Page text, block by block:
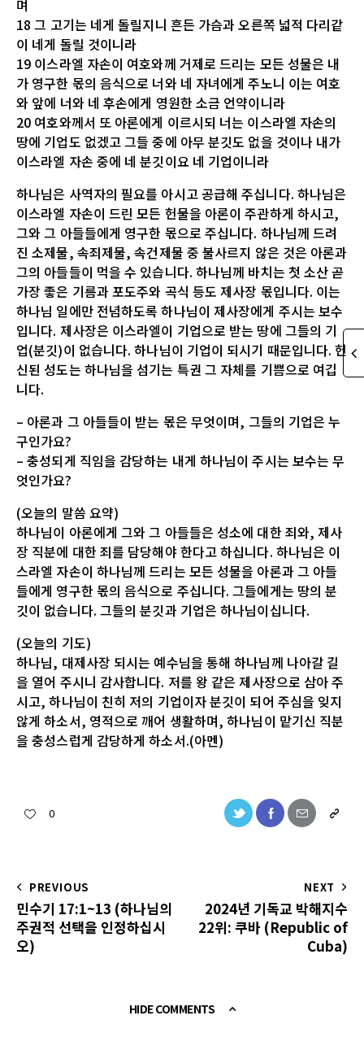
며
18 그 고기는 네게 돌릴지니 흔든 가슴과 오른쪽 넓적 다리같
이 네게 돌릴 것이니라
19 이스라엘 자손이 여호와께 거제로 드리는 모든 성물은 내
가 영구한 몫의 음식으로 너와 네 자녀에게 주노니 이는 여호
와 앞에 너와 네 후손에게 영원한 소금 언약이니라
20 여호와께서 또 아론에게 이르시되 너는 이스라엘 자손의
땅에 기업도 없겠고 그들 중에 아무 분깃도 없을 것이나 내가
이스라엘 자손 중에 네 분깃이요 네 기업이니라
하나님은 사역자의 필요를 아시고 공급해 주십니다. 하나님은
이스라엘 자손이 드린 모든 헌물을 아론이 주관하게 하시고,
그와 그 아들들에게 영구한 몫으로 주십니다. 하나님께 드려
진 소제물, 속죄제물, 속건제물 중 불사르지 않은 것은 아론과
그의 아들들이 먹을 수 있습니다. 하나님께 바치는 첫 소산 곧
가장 좋은 기름과 포도주와 곡식 등도 제사장 몫입니다. 이는
하나님 일에만 전념하도록 하나님이 제사장에게 주시는 보수
입니다. 제사장은 이스라엘이 기업으로 받는 땅에 그들의 기
업(분깃)이 없습니다. 하나님이 기업이 되시기 때문입니다. 헌
신된 성도는 하나님을 섬기는 특권 그 자체를 기쁨으로 여깁
니다.
– 아론과 그 아들들이 받는 몫은 무엇이며, 그들의 기업은 누
구인가요?
– 충성되게 직임을 감당하는 내게 하나님이 주시는 보수는 무
엇인가요?
(오늘의 말씀 요약)
하나님이 아론에게 그와 그 아들들은 성소에 대한 죄와, 제사
장 직분에 대한 죄를 담당해야 한다고 하십니다. 하나님은 이
스라엘 자손이 하나님께 드리는 모든 성물을 아론과 그 아들
들에게 영구한 몫의 음식으로 주십니다. 그들에게는 땅의 분
깃이 없습니다. 그들의 분깃과 기업은 하나님이십니다.
(오늘의 기도)
하나님, 대제사장 되시는 예수님을 통해 하나님께 나아갈 길
을 열어 주시니 감사합니다. 저를 왕 같은 제사장으로 삼아 주
시고, 하나님이 친히 저의 기업이자 분깃이 되어 주심을 잊지
않게 하소서, 영적으로 깨어 생활하며, 하나님이 맡기신 직분
을 충성스럽게 감당하게 하소서.(아멘)
0
PREVIOUS
민수기 17:1~13 (하나님의
주권적 선택을 인정하십시
오)
NEXT
2024년 기독교 박해지수
22위: 쿠바 (Republic of
Cuba)
HIDE COMMENTS